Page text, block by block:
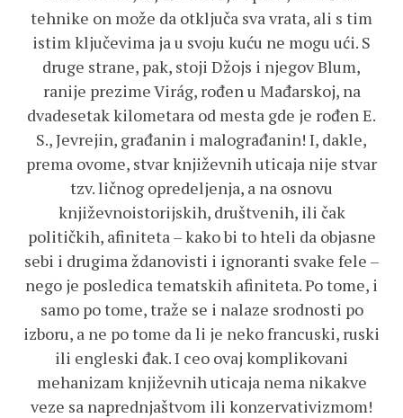
tehnike on može da otključa sva vrata, ali s tim
istim ključevima ja u svoju kuću ne mogu ući. S
druge strane, pak, stoji Džojs i njegov Blum,
ranije prezime Virág, rođen u Mađarskoj, na
dvadesetak kilometara od mesta gde je rođen E.
S., Jevrejin, građanin i malograđanin! I, dakle,
prema ovome, stvar književnih uticaja nije stvar
tzv. ličnog opredeljenja, a na osnovu
književnoistorijskih, društvenih, ili čak
političkih, afiniteta – kako bi to hteli da objasne
sebi i drugima ždanovisti i ignoranti svake fele –
nego je posledica tematskih afiniteta. Po tome, i
samo po tome, traže se i nalaze srodnosti po
izboru, a ne po tome da li je neko francuski, ruski
ili engleski đak. I ceo ovaj komplikovani
mehanizam književnih uticaja nema nikakve
veze sa naprednjaštvom ili konzervativizmom!